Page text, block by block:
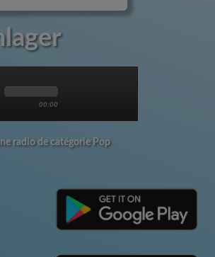
00:00
radio de catégorie Pop